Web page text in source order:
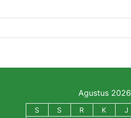
Agustus 2026
S S R K J